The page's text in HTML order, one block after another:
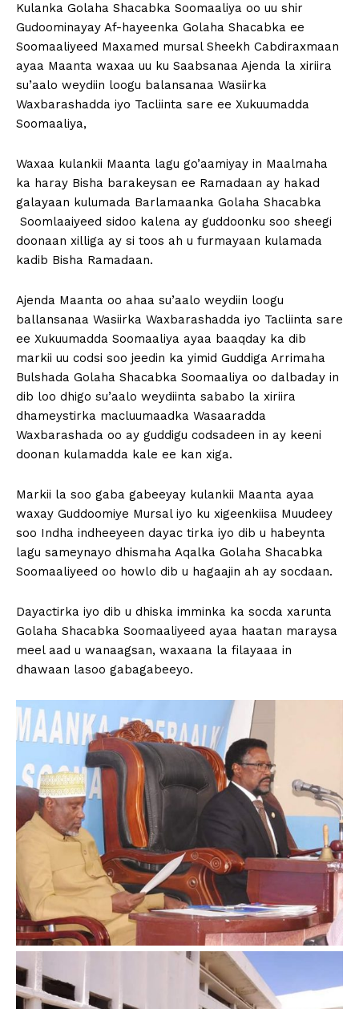
Kulanka Golaha Shacabka Soomaaliya oo uu shir
Gudoominayay Af-hayeenka Golaha Shacabka ee
Soomaaliyeed Maxamed mursal Sheekh Cabdiraxmaan
ayaa Maanta waxaa uu ku Saabsanaa Ajenda la xiriira
su’aalo weydiin loogu balansanaa Wasiirka
Waxbarashadda iyo Tacliinta sare ee Xukuumadda
Soomaaliya,
Waxaa kulankii Maanta lagu go’aamiyay in Maalmaha
ka haray Bisha barakeysan ee Ramadaan ay hakad
galayaan kulumada Barlamaanka Golaha Shacabka
Soomlaaiyeed sidoo kalena ay guddoonku soo sheegi
doonaan xilliga ay si toos ah u furmayaan kulamada
kadib Bisha Ramadaan.
Ajenda Maanta oo ahaa su’aalo weydiin loogu
ballansanaa Wasiirka Waxbarashadda iyo Tacliinta sare
ee Xukuumadda Soomaaliya ayaa baaqday ka dib
markii uu codsi soo jeedin ka yimid Guddiga Arrimaha
Bulshada Golaha Shacabka Soomaaliya oo dalbaday in
dib loo dhigo su’aalo weydiinta sababo la xiriira
dhameystirka macluumaadka Wasaaradda
Waxbarashada oo ay guddigu codsadeen in ay keeni
doonan kulamadda kale ee kan xiga.
Markii la soo gaba gabeeyay kulankii Maanta ayaa
waxay Guddoomiye Mursal iyo ku xigeenkiisa Muudeey
soo Indha indheeyeen dayac tirka iyo dib u habeynta
lagu sameynayo dhismaha Aqalka Golaha Shacabka
Soomaaliyeed oo howlo dib u hagaajin ah ay socdaan.
Dayactirka iyo dib u dhiska imminka ka socda xarunta
Golaha Shacabka Soomaaliyeed ayaa haatan maraysa
meel aad u wanaagsan, waxaana la filayaaa in
dhawaan lasoo gabagabeeyo.